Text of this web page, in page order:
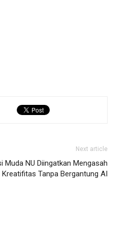
Next article
Muda NU Diingatkan Mengasah
Kreatifitas Tanpa Bergantung AI